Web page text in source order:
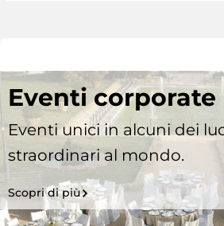
Eventi corporate
Eventi unici in alcuni dei
straordinari al mondo.
Scopri di più